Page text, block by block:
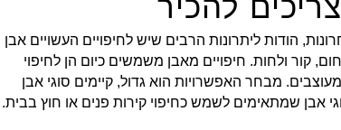
הודות ליתרונות הרבים שיש לחיפויים העשויים אבן
קור ולחות. חיפויים מאבן משמשים כיום הן לחיפוי
מבחר האפשרויות הוא גדול, קיימים סוגי אבן
אבן שמתאימים לשמש כחיפוי קירות פנים או חוץ בבית.